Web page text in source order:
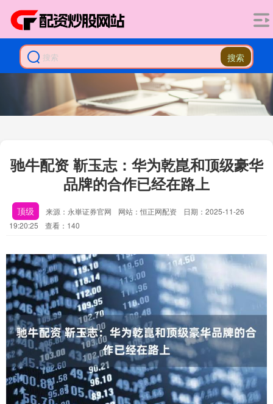
搜索
驰牛配资 靳玉志：华为乾崑和顶级豪华
品牌的合作已经在路上
顶级 来源：永崋证券官网 网站：恒正网配资
日期：2025-11-26
19:20:25
查看：140